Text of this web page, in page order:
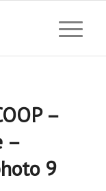
–
–
9